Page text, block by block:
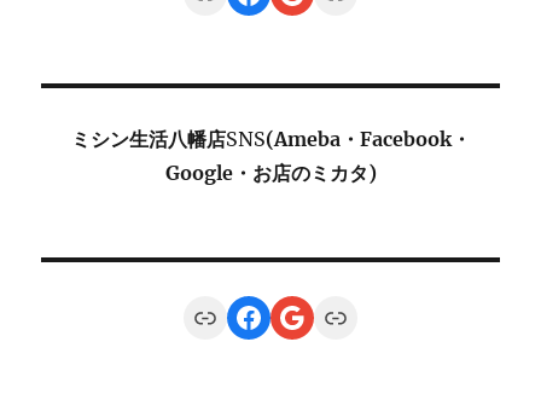
ミシン生活八幡店SNS(Ameba・Facebook・
Google・お店のミカタ)
LinkFacebook
Google
Link